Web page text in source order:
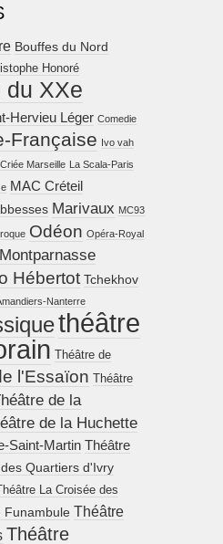
Bouffes du Nord
Honoré
du XXe
Hervieu Léger Comedie
Française Ivo vah
Marseille La Scala-Paris
MAC Créteil
Marivaux MC93
Odéon Opéra-Royal
Hébertot Tchekhov
Nanterre
théâtre
Théâtre de
l'Essaïon
Théâtre
de la
de la Huchette
Saint-Martin Théâtre
Quartiers d'Ivry
Théâtre La Croisée des
Funambule Théâtre
Théâtre